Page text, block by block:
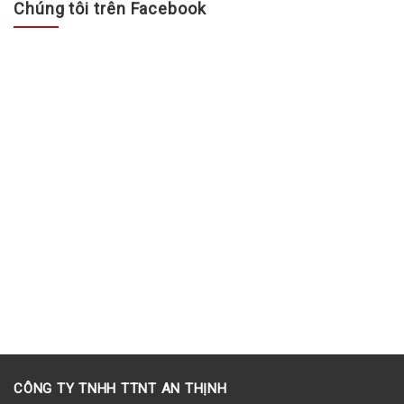
Chúng tôi trên Facebook
CÔNG TY TNHH TTNT AN THỊNH